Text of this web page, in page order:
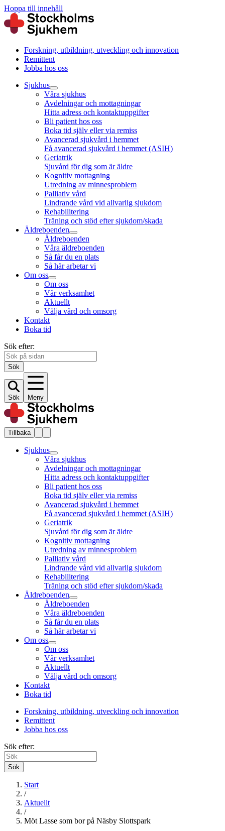
Hoppa till innehåll
Forskning, utbildning, utveckling och innovation
Remittent
Jobba hos oss
Sjukhus
Våra sjukhus
Avdelningar och mottagningar
Hitta adress och kontaktuppgifter
Bli patient hos oss
Boka tid själv eller via remiss
Avancerad sjukvård i hemmet
Få avancerad sjukvård i hemmet (ASIH)
Geriatrik
Sjuvård för dig som är äldre
Kognitiv mottagning
Utredning av minnesproblem
Palliativ vård
Lindrande vård vid allvarlig sjukdom
Rehabilitering
Träning och stöd efter sjukdom/skada
Äldreboenden
Äldreboenden
Våra äldreboenden
Så får du en plats
Så här arbetar vi
Om oss
Om oss
Vår verksamhet
Aktuellt
Välja vård och omsorg
Kontakt
Boka tid
Sök efter:
Sök
Sök Meny
Tillbaka
Sjukhus
Våra sjukhus
Avdelningar och mottagningar
Hitta adress och kontaktuppgifter
Bli patient hos oss
Boka tid själv eller via remiss
Avancerad sjukvård i hemmet
Få avancerad sjukvård i hemmet (ASIH)
Geriatrik
Sjuvård för dig som är äldre
Kognitiv mottagning
Utredning av minnesproblem
Palliativ vård
Lindrande vård vid allvarlig sjukdom
Rehabilitering
Träning och stöd efter sjukdom/skada
Äldreboenden
Äldreboenden
Våra äldreboenden
Så får du en plats
Så här arbetar vi
Om oss
Om oss
Vår verksamhet
Aktuellt
Välja vård och omsorg
Kontakt
Boka tid
Forskning, utbildning, utveckling och innovation
Remittent
Jobba hos oss
Sök efter:
Sök
Start
/
Aktuellt
/
Möt Lasse som bor på Näsby Slottspark